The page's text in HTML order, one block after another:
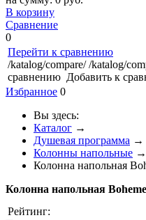
В корзину
Сравнение
0
Перейти к сравнению
/katalog/compare/ /katalog/
сравнению Добавить к
Избранное 0
Вы здесь:
Каталог →
Душевая программа →
Колонны напольные →
Колонна напольная
Колонна напольная
Рейтинг: